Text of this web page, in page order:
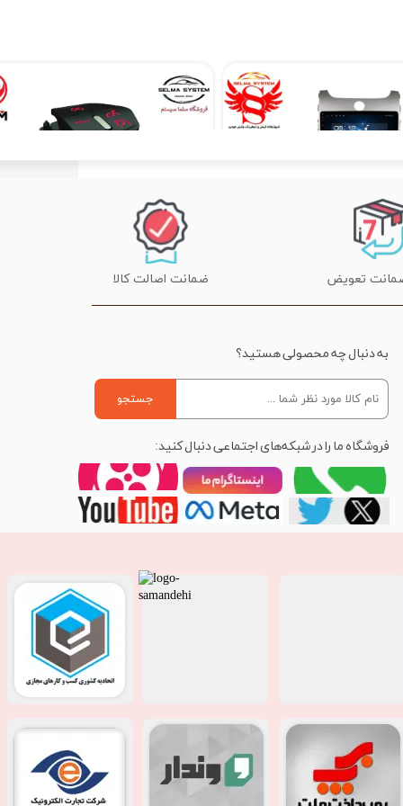
کروز کنترل و لیمیتر فابریک H30 کراس
۲۰,۵۰۰,۰۰۰ تومان ۲۰,۱۹۰,۰۰۰ تومان
مانیتور فابریک سراتو Cerato کیا فول تاچ مدل T3L2021
۱۲,۹۰۰,۰۰۰ تومان
ضمانت اصالت کالا
به دنبال چه محصولی هستید؟
جستجو
فروشگاه ما را در شبکه‌های اجتماعی دنبال کنید: